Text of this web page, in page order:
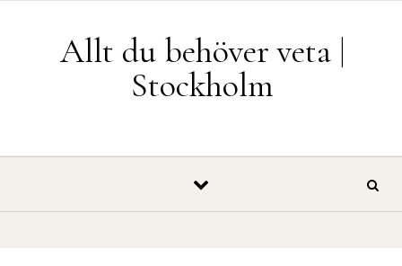
Allt du behöver veta |
Stockholm